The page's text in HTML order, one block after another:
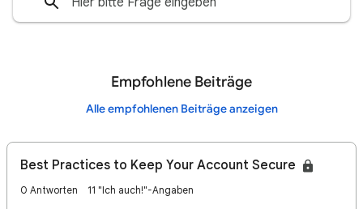
Empfohlene Beiträge
Alle empfohlenen Beiträge anzeigen
Best Practices to Keep Your Account Secure
0 Antworten 11 "Ich auch!"-Angaben